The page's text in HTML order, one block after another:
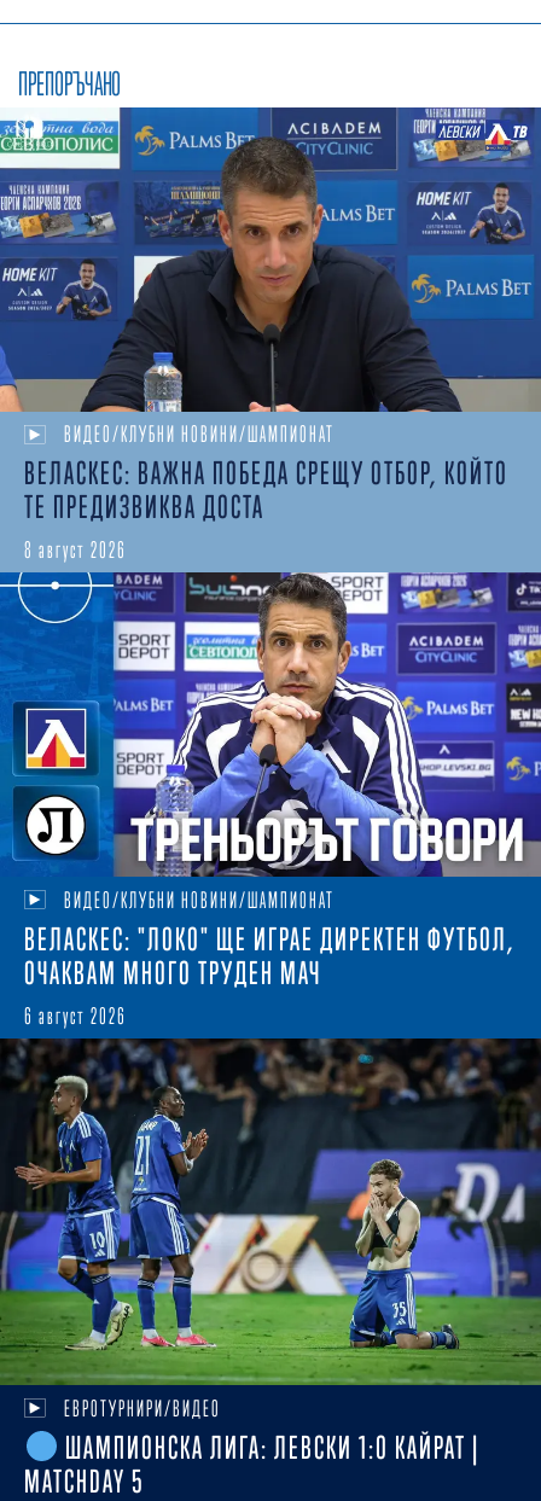
ПРЕПОРЪЧАНО
ВИДЕО/КЛУБНИ НОВИНИ/ШАМПИОНАТ
ВЕЛАСКЕС: ВАЖНА ПОБЕДА СРЕЩУ ОТБОР, КОЙТО
ТЕ ПРЕДИЗВИКВА ДОСТА
8 август 2026
ВИДЕО/КЛУБНИ НОВИНИ/ШАМПИОНАТ
ВЕЛАСКЕС: "ЛОКО" ЩЕ ИГРАЕ ДИРЕКТЕН ФУТБОЛ,
ОЧАКВАМ МНОГО ТРУДЕН МАЧ
6 август 2026
ЕВРОТУРНИРИ/ВИДЕО
ШАМПИОНСКА ЛИГА: ЛЕВСКИ 1:0 КАЙРАТ |
MATCHDAY 5